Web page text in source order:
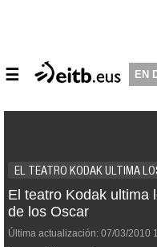
☰ EN
EL TEATRO KODAK ULTIMA
El teatro Kodak ultima
de los Oscar
Última actualización: 07/03/2010